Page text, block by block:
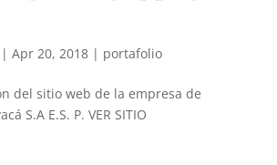
| Apr 20, 2018| portafolio
del sitio web de la empresa de
S.A E.S. P. VER SITIO